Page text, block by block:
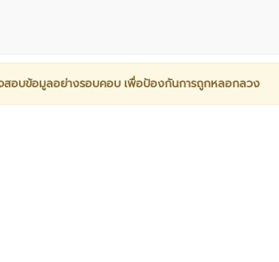
สอบข้อมูลอย่างรอบคอบ เพื่อป้องกันการถูกหลอกลวง